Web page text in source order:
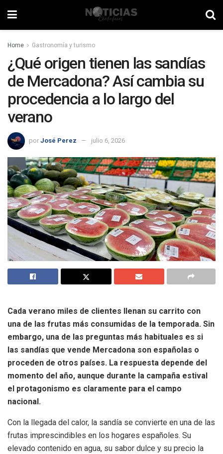
Home Gastronomía y turismo
¿Qué origen tienen las sandías
de Mercadona? Así cambia su
procedencia a lo largo del
verano
por José Perez julio 6, 2026
Cada verano miles de clientes llenan su carrito con
una de las frutas más consumidas de la temporada. Sin
embargo, una de las preguntas más habituales es si
las sandías que vende Mercadona son españolas o
proceden de otros países. La respuesta depende del
momento del año, aunque durante la campaña estival
el protagonismo es claramente para el campo
nacional.
Con la llegada del calor, la sandía se convierte en una de las
frutas imprescindibles en los hogares españoles. Su
elevado contenido en agua, su sabor dulce y su precio la